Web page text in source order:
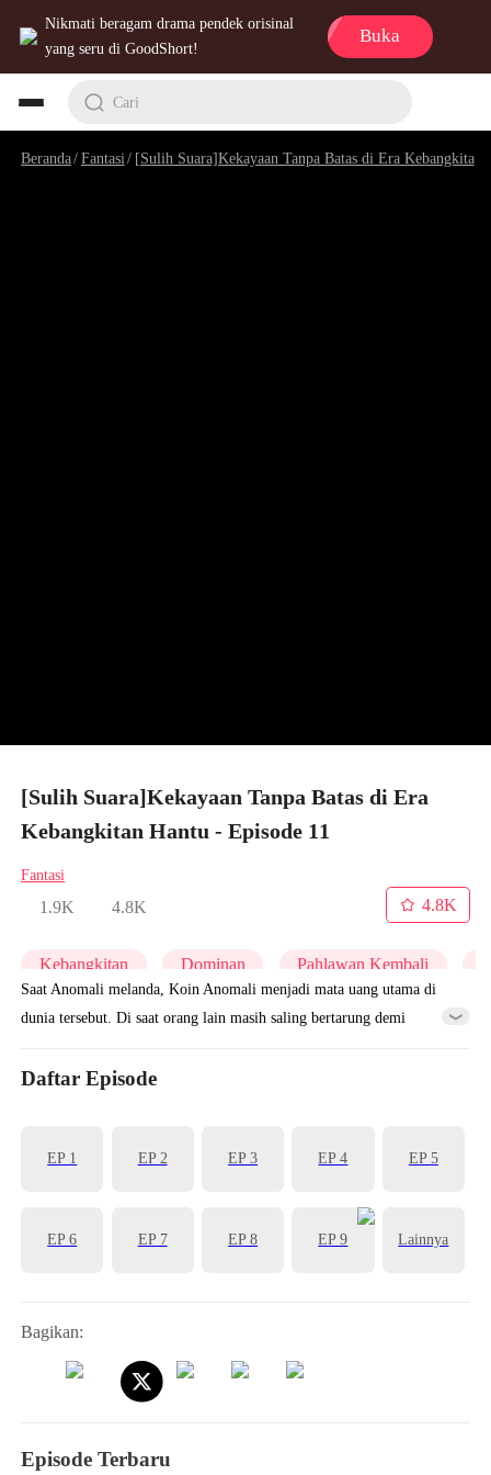
Nikmati beragam drama pendek orisinal
yang seru di GoodShort!
Buka
Cari
Beranda/Fantasi / [Sulih Suara]Kekayaan Tanpa Batas di Era Kebangkitan Hantu
[Sulih Suara]Kekayaan Tanpa Batas di Era
Kebangkitan Hantu - Episode 11
Fantasi
1.9K 4.8K
4.8K
Kebangkitan Dominan Pahlawan Kembali
Saat Anomali melanda, Koin Anomali menjadi mata uang utama di
dunia tersebut. Di saat orang lain masih saling bertarung demi
yang tak terhitung jumlahnya berkat triliunan Koin Anomali
Daftar Episode
EP 1 EP 2 EP 3 EP 4 EP 5
EP 6 EP 7 EP 8 EP 9 Lainnya
Bagikan:
Episode Terbaru